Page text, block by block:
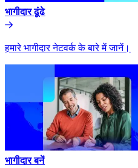
भागीदार ढूंढे​​
हमारे भागीदार नेटवर्क के बारे में जानें।​​
भागीदार बनें​​